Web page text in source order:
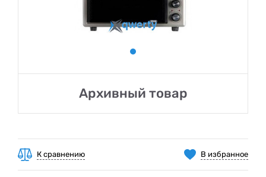
Архивный товар
В избранное
К сравнению